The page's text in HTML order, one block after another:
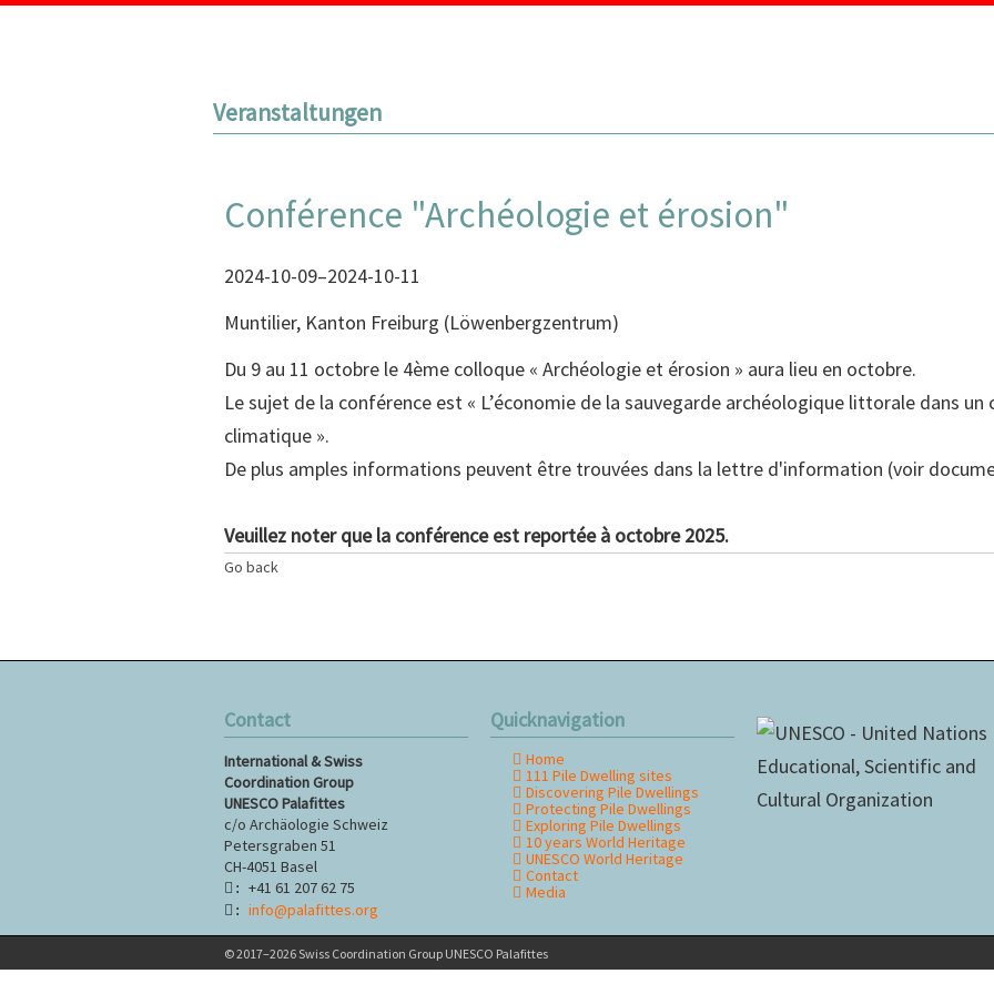
Veranstaltungen
Conférence "Archéologie et érosion"
2024-10-09–2024-10-11
Muntilier, Kanton Freiburg (Löwenbergzentrum)
Du 9 au 11 octobre le 4ème colloque « Archéologie et érosion » aura lieu en octobre.
Le sujet de la conférence est « L’économie de la sauvegarde archéologique littorale dans
climatique ».
De plus amples informations peuvent être trouvées dans la lettre d'information (voir
Veuillez noter que la conférence est reportée à octobre 2025.
Go back
Contact
International & Swiss
Coordination Group
UNESCO Palafittes
c/o Archäologie Schweiz
Petersgraben 51
CH-4051 Basel
: +41 61 207 62 75
: info@palafittes.org
Quicknavigation
Skip
navigation
Home
111 Pile Dwelling sites
Discovering Pile Dwellings
Protecting Pile Dwellings
Exploring Pile Dwellings
10 years World Heritage
UNESCO World Heritage
Contact
Media
© 2017–2026 Swiss Coordination Group UNESCO Palafittes